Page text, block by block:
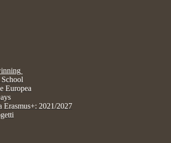
Europea
Erasmus+: 2021/2027